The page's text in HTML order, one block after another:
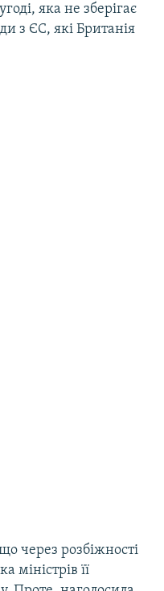
яка не зберігає
з ЄС, які Британія
через розбіжності
міністрів її